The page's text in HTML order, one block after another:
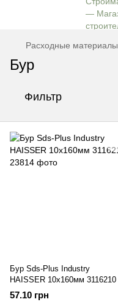
Расходные материалы
Бур
Фильтр
Бур Sds-Plus Industry
HAISSER 10х160мм 3116210
57.10 грн